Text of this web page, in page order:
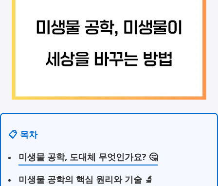
📋 목차
미생물 공학, 도대체 무엇인가요? 🤔
미생물 공학의 핵심 원리와 기술 🔬